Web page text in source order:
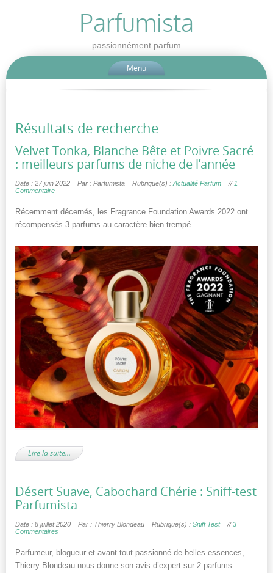
Parfumista
passionnément parfum
Menu
Résultats de recherche
Velvet Tonka, Blanche Bête et Poivre Sacré
: meilleurs parfums de niche de l’année
Date : 27 juin 2022 Par : Parfumista Rubrique(s) : Actualité Parfum // 1
Commentaire
Récemment décernés, les Fragrance Foundation Awards 2022 ont
récompensés 3 parfums au caractère bien trempé.
Lire la suite…
Désert Suave, Cabochard Chérie : Sniff-test
Parfumista
Date : 8 juillet 2020 Par : Thierry Blondeau Rubrique(s) : Sniff Test //3
Commentaires
Parfumeur, blogueur et avant tout passionné de belles essences,
Thierry Blondeau nous donne son avis d’expert sur 2 parfums